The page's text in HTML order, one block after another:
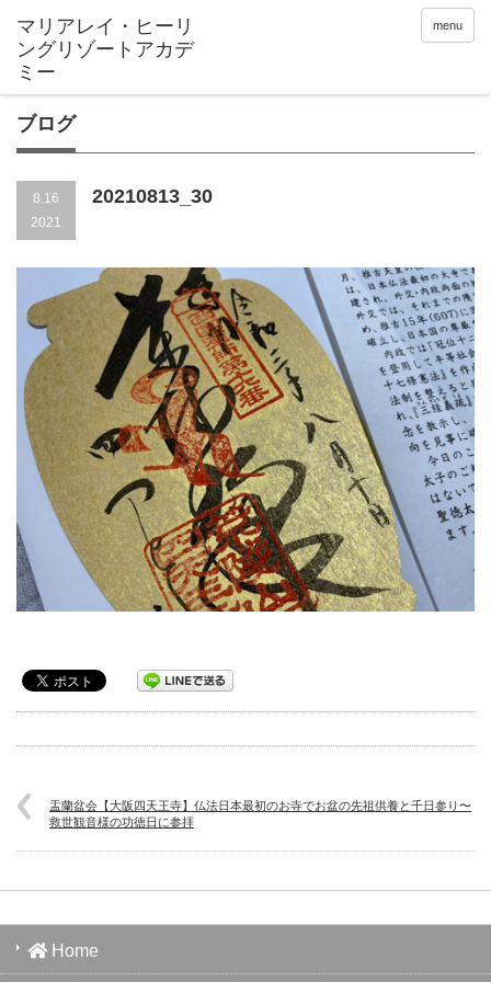
menu
ブログ
8.16
2021
20210813_30
盂蘭盆会【大阪四天王寺】仏法日本最初のお寺でお盆の先祖供養と千日参り〜
救世観音様の功徳日に参拝
Home